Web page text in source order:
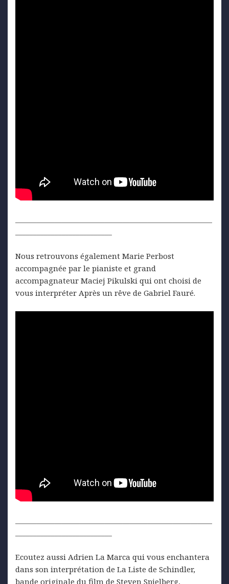
Nous retrouvons également Marie Perbost
accompagnée par le pianiste et grand
accompagnateur Maciej Pikulski qui ont choisi de
vous interpréter Après un rêve de Gabriel Fauré.
Ecoutez aussi Adrien La Marca qui vous enchantera
dans son interprétation de La Liste de Schindler,
bande originale du film de Steven Spielberg,